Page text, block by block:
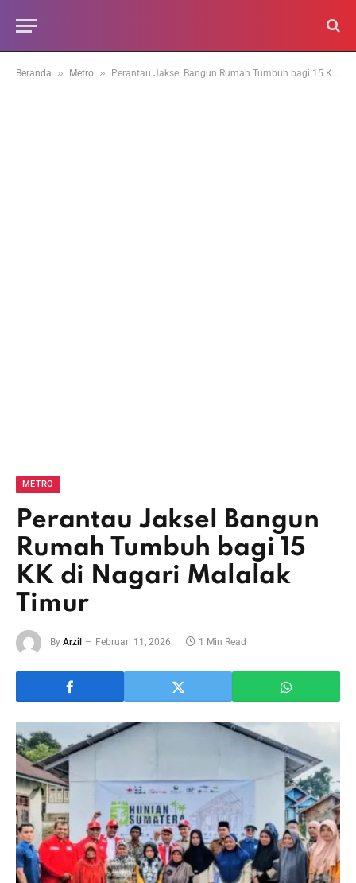
Beranda » Metro » Perantau Jaksel Bangun Rumah Tumbuh bagi 15 KK di Nagari Malalak Timur
METRO
Perantau Jaksel Bangun
Rumah Tumbuh bagi 15
KK di Nagari Malalak
Timur
By Arzil Februari 11, 2026 1 Min Read